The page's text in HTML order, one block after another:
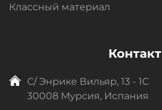
Классный материал
Контакт
C/ Энрике Вильяр, 13 - 1C
30008 Мурсия, Испания